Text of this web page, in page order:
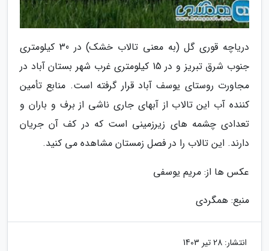
دریاچه قوری گل (به معنی تالاب خشک) در 30 کیلومتری
جنوب شرق تبریز و در 15 کیلومتری غرب شهر بستان آباد در
مجاورت روستای یوسف آباد قرار گرفته است. منابع تأمین
کننده آب این تالاب از آبهای جاری ناشی از برف و باران و
تعدادی چشمه های زیرزمینی است که در کف آن جریان
دارند. این تالاب را در فصل زمستان مشاهده می کنید.
عکس ها از: مریم یوسفی
منبع: همگردی
انتشار: 28 تیر 1403